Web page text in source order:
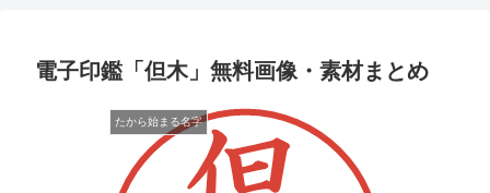
電子印鑑「但木」無料画像・素材まとめ
たから始まる名字